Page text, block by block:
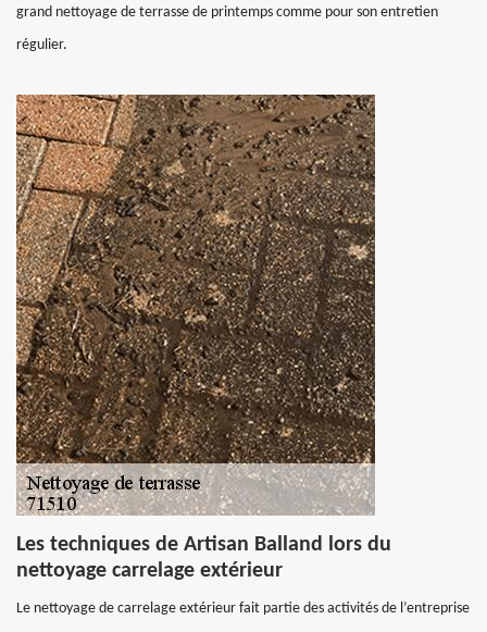
grand nettoyage de terrasse de printemps comme pour son entretien
régulier.
Les techniques de Artisan Balland lors du
nettoyage carrelage extérieur
Le nettoyage de carrelage extérieur fait partie des activités de l’entreprise